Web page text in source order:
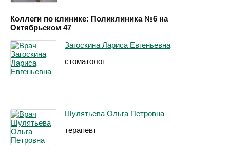
Коллеги по клинике: Поликлиника №6 на
Октябрьском 47
Загоскина Лариса Евгеньевна
стоматолог
Шулятьева Ольга Петровна
терапевт